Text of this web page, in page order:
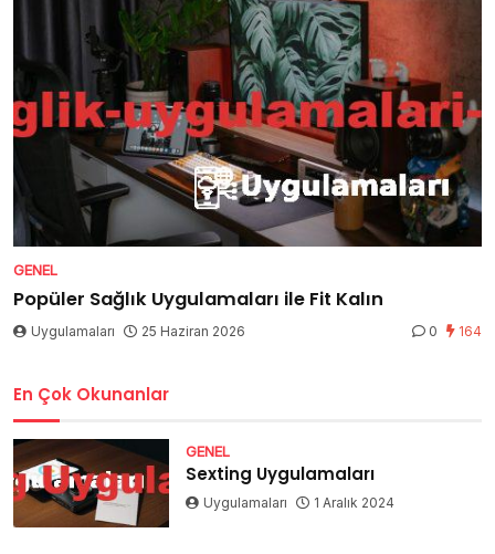
GENEL
Popüler Sağlık Uygulamaları ile Fit Kalın
Uygulamaları 25 Haziran 2026 0 164
En Çok Okunanlar
GENEL
Sexting Uygulamaları
Uygulamaları 1 Aralık 2024